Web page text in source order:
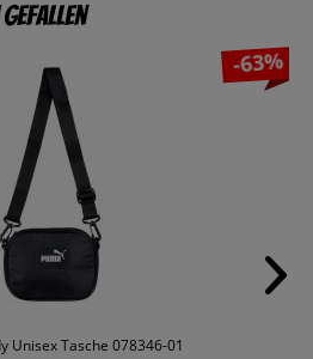
gefallen
-63%
Unisex Tasche 078346-01